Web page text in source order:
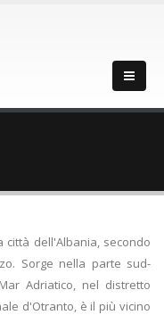
città dell'Albania, secondo
Sorge nella parte sud-
Adriatico, nel distretto
d'Otranto, è il più vicino